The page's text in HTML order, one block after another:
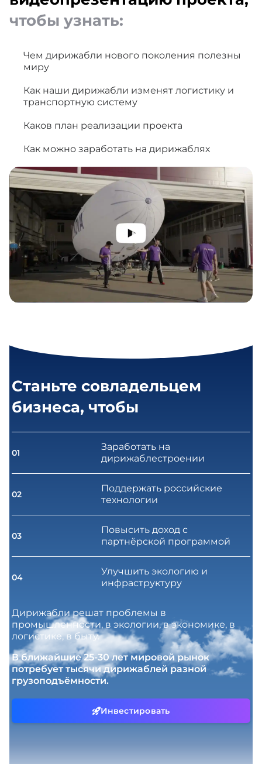
чтобы узнать:
Чем дирижабли нового поколения полезны
миру
Как наши дирижабли изменят логистику и
транспортную систему
Каков план реализации проекта
Как можно заработать на дирижаблях
Станьте совладельцем
бизнеса, чтобы
01
Заработать на
дирижаблестроении
02
Поддержать российские
технологии
03
Повысить доход с
партнёрской программой
04
Улучшить экологию и
инфраструктуру
Дирижабли решат проблемы в
промышленности, в экологии, в экономике, в
логистике, в быту.
В ближайшие 25-30 лет мировой рынок
потребует тысячи дирижаблей разной
грузоподъёмности.
Инвестировать